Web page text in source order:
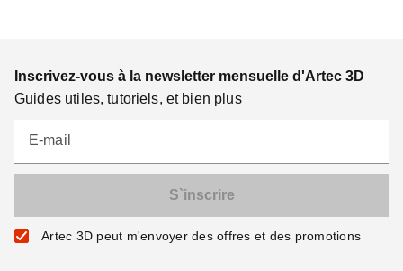
Inscrivez-vous à la newsletter mensuelle d'Artec 3D
Guides utiles, tutoriels, et bien plus
E-mail
Artec 3D peut m'envoyer des offres et des promotions